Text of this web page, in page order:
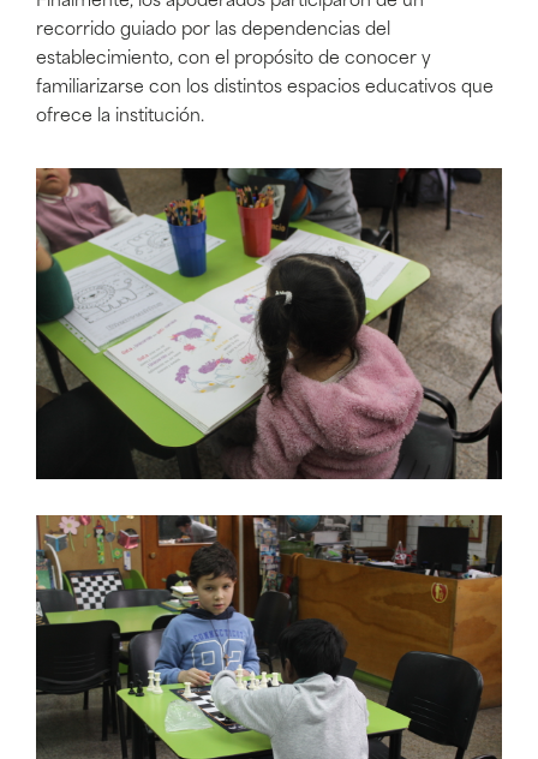
recorrido guiado por las dependencias del
establecimiento, con el propósito de conocer y
familiarizarse con los distintos espacios educativos que
ofrece la institución.